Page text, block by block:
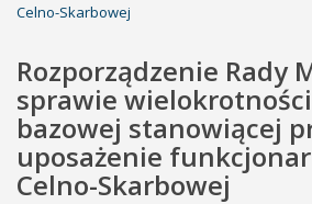
Celno-Skarbowej
Rozporządzenie Rady
sprawie
bazowej stanowiącej
uposażenie
Celno-Skarbowej